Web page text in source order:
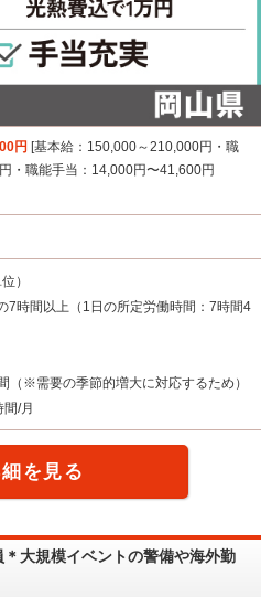
円 基本給：150,000～210,000円・職
・職能手当：14,000円〜41,600円
）
時間以上（1日の所定労働時間：7時間4
（※需要の季節的増大に対応するため）
間/月
を見る
大規模イベントの警備や海外勤